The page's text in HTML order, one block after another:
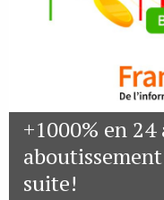
+1000% en
suite!